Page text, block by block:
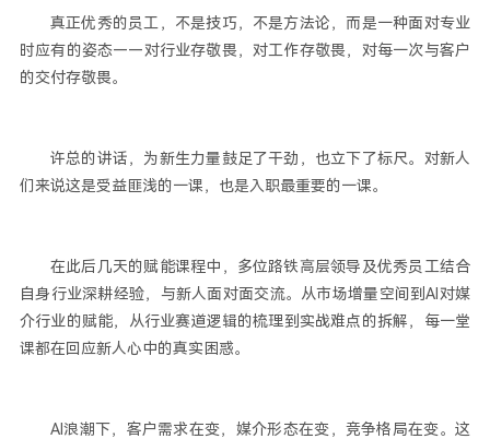
真正优秀的员工，不是技巧，不是方法论，而是一种面对专业
时应有的姿态——对行业存敬畏，对工作存敬畏，对每一次与客户
的交付存敬畏。
许总的讲话，为新生力量鼓足了干劲，也立下了标尺。对新人
们来说这是受益匪浅的一课，也是入职最重要的一课。
在此后几天的赋能课程中，多位路铁高层领导及优秀员工结合
自身行业深耕经验，与新人面对面交流。从市场增量空间到AI对媒
介行业的赋能，从行业赛道逻辑的梳理到实战难点的拆解，每一堂
课都在回应新人心中的真实困惑。
AI浪潮下，客户需求在变，媒介形态在变，竞争格局在变。这